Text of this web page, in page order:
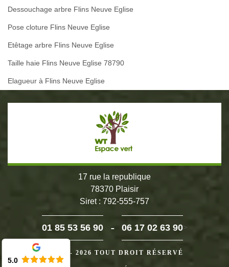
Dessouchage arbre Flins Neuve Eglise
Pose cloture Flins Neuve Eglise
Etêtage arbre Flins Neuve Eglise
Taille haie Flins Neuve Eglise 78790
Elagueur à Flins Neuve Eglise
17 rue la republique
78370 Plaisir
Siret : 792-555-757
01 85 53 56 90 - 06 17 02 63 90>
©2024 - 2026 TOUT DROIT RÉSERVÉ
5.0